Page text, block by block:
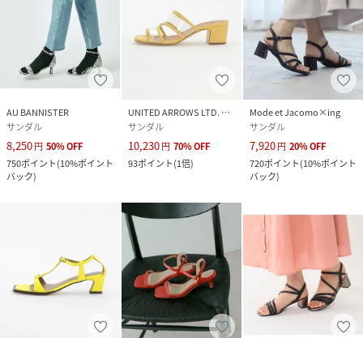
AU BANNISTER
サンダル
8,250円 50%OFF
750ポイント(10%ポイント
バック)
UNITED ARROWS LTD. OUTLET
サンダル
10,230円 70%OFF
93ポイント(1倍)
Mode et Jacomo×ing
サンダル
7,920円 20%OFF
720ポイント(10%ポイント
バック)